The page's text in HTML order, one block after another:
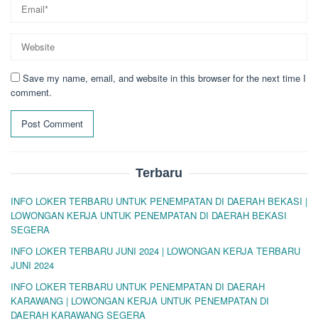
Save my name, email, and website in this browser for the next time I
comment.
Terbaru
INFO LOKER TERBARU UNTUK PENEMPATAN DI DAERAH BEKASI |
LOWONGAN KERJA UNTUK PENEMPATAN DI DAERAH BEKASI
SEGERA
INFO LOKER TERBARU JUNI 2024 | LOWONGAN KERJA TERBARU
JUNI 2024
INFO LOKER TERBARU UNTUK PENEMPATAN DI DAERAH
KARAWANG | LOWONGAN KERJA UNTUK PENEMPATAN DI
DAERAH KARAWANG SEGERA